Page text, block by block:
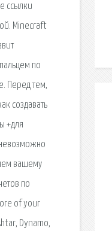
ссылки
Minecraft
по
Перед тем,
создавать
+для
вашему
по
of your
Dynamo,